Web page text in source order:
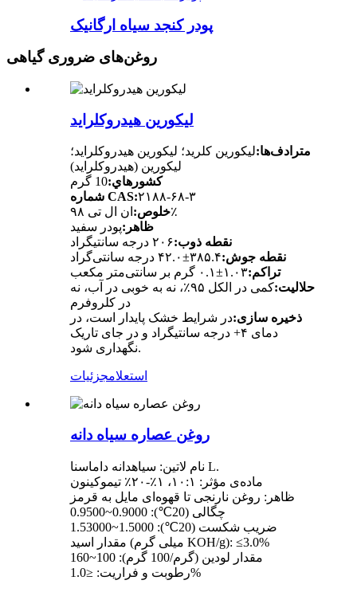
پودر کنجد سیاه ارگانیک
روغن‌های ضروری گیاهی
لیکورین هیدروکلراید
مترادف‌ها:لیکورین کلرید؛ لیکورین هیدروکلراید؛
لیکورین (هیدروکلراید)
کشورهاي:10 گرم
شماره CAS:۲۱۸۸-۶۸-۳
خلوص:ان ال تی ۹۸٪
ظاهر:پودر سفید
نقطه ذوب:۲۰۶ درجه سانتیگراد
نقطه جوش:۳۸۵.۴±۴۲.۰ درجه سانتی‌گراد
تراکم:۱.۰۳±۰.۱ گرم بر سانتی‌متر مکعب
حلالیت:
کمی در الکل ۹۵٪، نه به خوبی در آب، نه
در کلروفرم
ذخیره سازی:در شرایط خشک پایدار است، در
دمای ۴+ درجه سانتیگراد و در جای تاریک
نگهداری شود.
استعلامجزئیات
روغن عصاره سیاه دانه
نام لاتین: سیاهدانه داماسنا L.
ماده‌ی مؤثر: ۱۰:۱، ۱٪-۲۰٪ تیموکینون
ظاهر: روغن نارنجی تا قهوه‌ای مایل به قرمز
چگالی (20℃): 0.9000~0.9500
ضریب شکست (20℃): 1.5000~1.53000
مقدار اسید (میلی گرم KOH/g): ≤3.0%
مقدار لودین (گرم/100 گرم): 100~160
رطوبت و فراریت: ≤1.0%